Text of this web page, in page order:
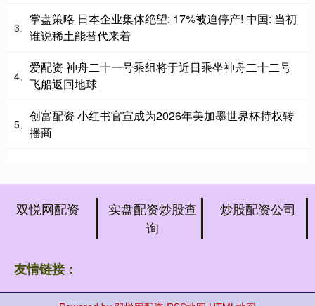
3、
掌盘策略 日本企业集体绝望: 17%被迫停产! 中国: 当初
谁说稀土能替代来着
4、
爱配资 神舟二十一号乘组将于近日乘坐神舟二十二号
飞船返回地球
5、
创富配资 小红书官宣成为2026年美加墨世界杯持权转
播商
双悦网配资
实盘配资炒股查
询
炒股配资公司
友情链接：